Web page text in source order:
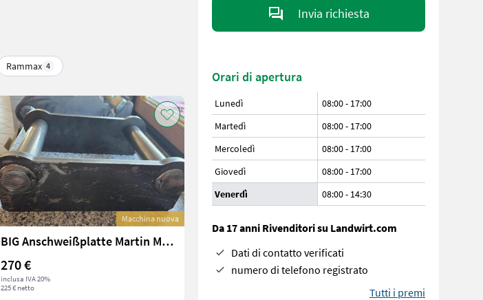
Rammax 4
Macchina nuova
BIG Anschweißplatte Martin M10 Aufnahme
270 €
inclusa IVA 20%
225 € netto
Invia richiesta
Orari di apertura
Lunedì 08:00- 17:00
Martedì
08:00- 17:00
Mercoledì
08:00- 17:00
Giovedì
08:00- 17:00
Venerdì
08:00- 14:30
Da 17 anni Rivenditori su Landwirt.com
Dati di contatto verificati
numero di telefono registrato
Tutti i premi